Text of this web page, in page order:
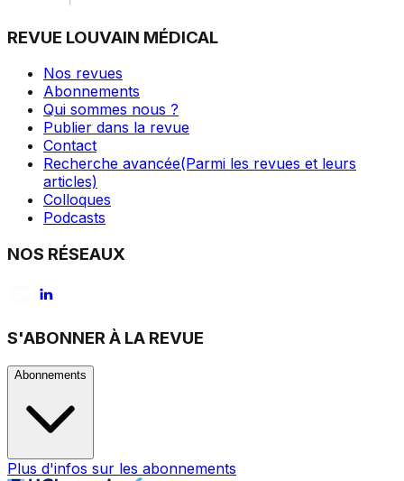
REVUE LOUVAIN MÉDICAL
Nos revues
Abonnements
Qui sommes nous ?
Publier dans la revue
Contact
Recherche avancée(Parmi les revues et leurs
articles)
Colloques
Podcasts
NOS RÉSEAUX
S'ABONNER À LA REVUE
Abonnements
Plus d'infos sur les abonnements